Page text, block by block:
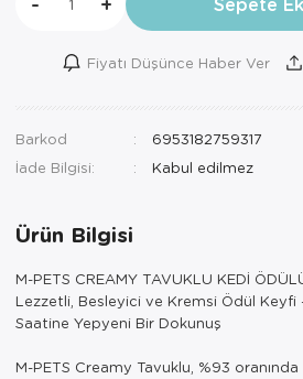
Fiyatı Düşünce Haber Ver
Barkod
6953182759317
İade Bilgisi:
Ürün Bilgisi
M-PETS CREAMY TAVUKLU KEDİ
Lezzetli, Besleyici ve Kremsi Ödül Keyfi
Saatine Yepyeni Bir Dokunuş
M-PETS Creamy Tavuklu, %93